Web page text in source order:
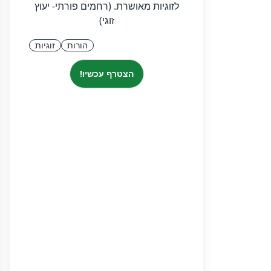
לזוגיות מאושרת. (רחמים פורתי- יעוץ
זוגי)
הורות זוגיות
הצטרף עכשיו!